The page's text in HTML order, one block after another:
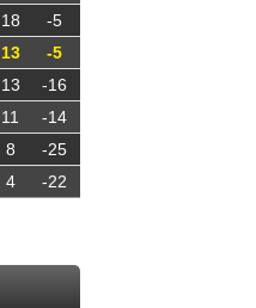
18 -5
13 -5
13 -16
11 -14
8 -25
4 -22